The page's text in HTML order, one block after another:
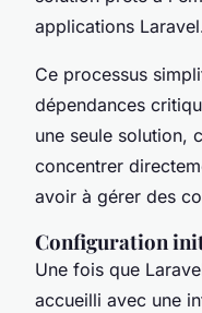
applications
Ce processus
dépendances
une seule solution,
concentrer
avoir à gérer des
Configuration
Une fois que
accueilli avec une